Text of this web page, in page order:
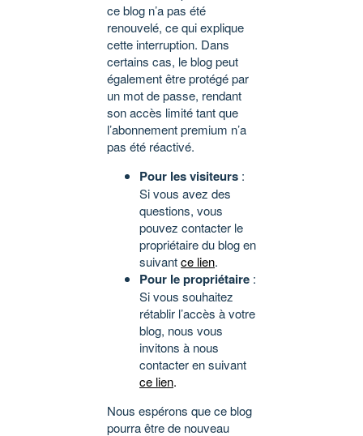
ce blog n’a pas été
renouvelé, ce qui explique
cette interruption. Dans
certains cas, le blog peut
également être protégé par
un mot de passe, rendant
son accès limité tant que
l’abonnement premium n’a
pas été réactivé.
Pour les visiteurs :
Si vous avez des
questions, vous
pouvez contacter le
propriétaire du blog en
suivantce lien.
Pour le propriétaire :
Si vous souhaitez
rétablir l’accès à votre
blog, nous vous
invitons à nous
contacter en suivant
ce lien.
Nous espérons que ce blog
pourra être de nouveau